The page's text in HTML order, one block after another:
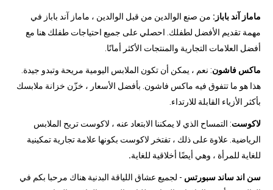
ماماز آند باباز: من صنع الوالدين من قبل الوالدين ، ماماز آند باباز في
مهمة تقديم الأفضل لطفلك. احصلي على جميع احتياجات طفلك هنا مع
أفضل العلامات التجارية والمنتجات الأكثر أمانًا.
ماكس فاشون: نعم ، يمكن أن تكون الملابس اليومية مريحة وتبدو جيدة.
هذا هو ما تتفوق فيه ماكس فاشون. بأفضل الأسعار ، خزّن خزانة ملابسك
بأكثر الأزياء القابلة للارتداء.
لاكوست: التمساح الذي لا يمكننا الابتعاد عنه ، لاكوست تريح الملابس
الرياضية. علاوة على ذلك ، تفتخر لاكوست بكونها علامة تجارية تمكينية
للغاية للمرأة ، وهي أيضًا أخلاقية للغاية.
سن اند ساند سبورتس - لجميع عشاق اللياقة البدنية هناك مرحبا بكم في